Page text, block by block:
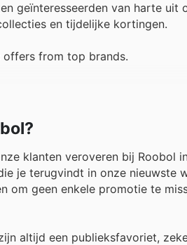
geïnteresseerden van harte uit
en tijdelijke kortingen.
offers from top brands.
klanten veroveren bij Roobol
je terugvindt in onze nieuwste
om geen enkele promotie te
altijd een publieksfavoriet,